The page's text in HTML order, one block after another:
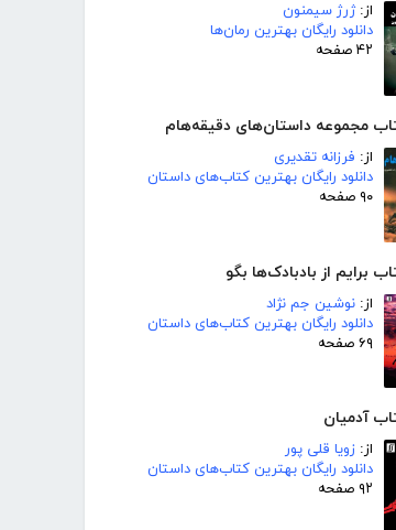
از:ژرژ سیمنون
دانلود رایگان بهترین رمان‌ها
۴۲ صفحه
مجموعه داستان‌های دقیقه‌هام
از: فرزانه تقدیری
دانلود رایگان بهترین کتاب‌های داستان
۹۰ صفحه
برایم از بادبادک‌ها بگو
از: نوشین جم نژاد
دانلود رایگان بهترین کتاب‌های داستان
۶۹ صفحه
آدمیان
از: زویا قلی پور
دانلود رایگان بهترین کتاب‌های داستان
۹۲ صفحه